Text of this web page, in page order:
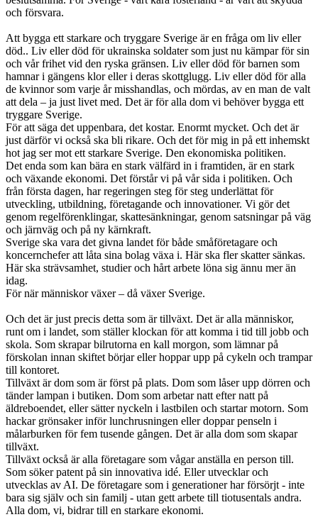
och försvara.
Att bygga ett starkare och tryggare Sverige är en fråga om liv eller
död.. Liv eller död för ukrainska soldater som just nu kämpar för sin
och vår frihet vid den ryska gränsen. Liv eller död för barnen som
hamnar i gängens klor eller i deras skottglugg. Liv eller död för alla
de kvinnor som varje år misshandlas, och mördas, av en man de valt
att dela – ja just livet med. Det är för alla dom vi behöver bygga ett
tryggare Sverige.
För att säga det uppenbara, det kostar. Enormt mycket. Och det är
just därför vi också ska bli rikare. Och det för mig in på ett inhemskt
hot jag ser mot ett starkare Sverige. Den ekonomiska politiken.
Det enda som kan bära en stark välfärd in i framtiden, är en stark
och växande ekonomi. Det förstår vi på vår sida i politiken. Och
från första dagen, har regeringen steg för steg underlättat för
utveckling, utbildning, företagande och innovationer. Vi gör det
genom regelförenklingar, skattesänkningar, genom satsningar på väg
och järnväg och på ny kärnkraft.
Sverige ska vara det givna landet för både småföretagare och
koncernchefer att låta sina bolag växa i. Här ska fler skatter sänkas.
Här ska strävsamhet, studier och hårt arbete löna sig ännu mer än
idag.
För när människor växer – då växer Sverige.
Och det är just precis detta som är tillväxt. Det är alla människor,
runt om i landet, som ställer klockan för att komma i tid till jobb och
skola. Som skrapar bilrutorna en kall morgon, som lämnar på
förskolan innan skiftet börjar eller hoppar upp på cykeln och trampar
till kontoret.
Tillväxt är dom som är först på plats. Dom som låser upp dörren och
tänder lampan i butiken. Dom som arbetar natt efter natt på
äldreboendet, eller sätter nyckeln i lastbilen och startar motorn. Som
hackar grönsaker inför lunchrusningen eller doppar penseln i
målarburken för fem tusende gången. Det är alla dom som skapar
tillväxt.
Tillväxt också är alla företagare som vågar anställa en person till.
Som söker patent på sin innovativa idé. Eller utvecklar och
utvecklas av AI. De företagare som i generationer har försörjt - inte
bara sig själv och sin familj - utan gett arbete till tiotusentals andra.
Alla dom, vi, bidrar till en starkare ekonomi.